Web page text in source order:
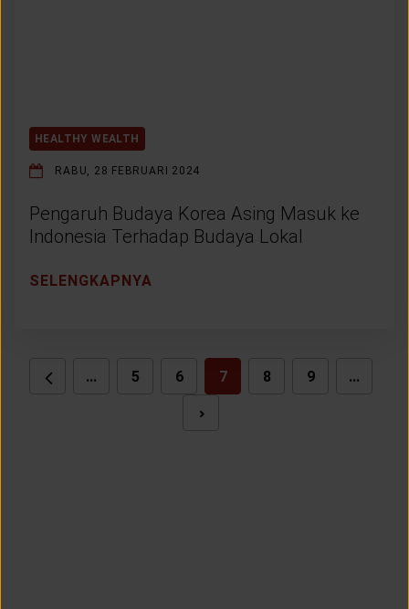
HEALTHY WEALTH
RABU, 28 FEBRUARI 2024
Pengaruh Budaya Korea Asing Masuk ke
Indonesia Terhadap Budaya Lokal
SELENGKAPNYA
... 5 6 7 8 9 ...
NEXT